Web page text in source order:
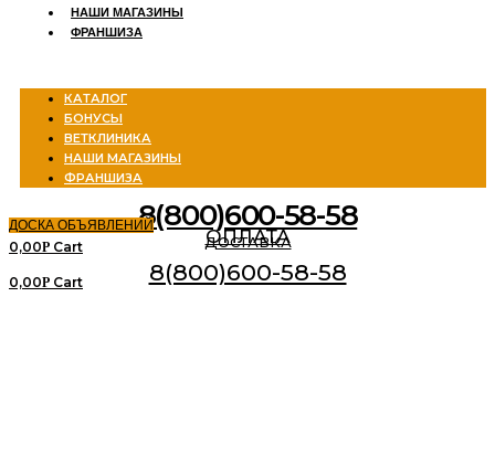
НАШИ МАГАЗИНЫ
ФРАНШИЗА
КАТАЛОГ
БОНУСЫ
ВЕТКЛИНИКА
НАШИ МАГАЗИНЫ
ФРАНШИЗА
8(800)600-58-58
ДОСКА ОБЪЯВЛЕНИЙ
ДОСТАВКА
ОПЛАТА
0,00Р Cart
8(800)600-58-58
0,00Р Cart